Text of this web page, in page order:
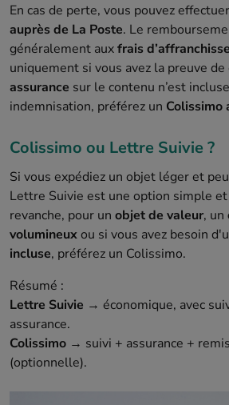
En cas de perte, vous pouvez
auprès de La Poste. Le
généralement auxfrais
uniquement si vous avez la preuve de
assurance sur le contenu n’est
indemnisation, préférez un Colissimo
Colissimo ou Lettre Suivie ?
Si vous expédiez un objet léger et
Lettre Suivie est une option simple et
revanche, pour un objet de valeur, un
volumineuxou si vous avez besoin
incluse, préférez un Colissimo.
Résumé :
Lettre Suivie → économique, avec
assurance.
Colissimo → suivi + assurance +
(optionnelle).